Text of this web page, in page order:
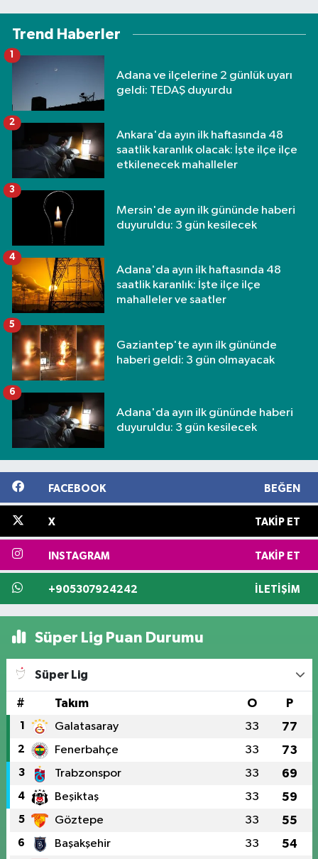
Trend Haberler
Adana ve ilçelerine 2 günlük uyarı
geldi: TEDAŞ duyurdu
1
Ankara'da ayın ilk haftasında 48
saatlik karanlık olacak: İşte ilçe ilçe
etkilenecek mahalleler
2
Mersin'de ayın ilk gününde haberi
duyuruldu: 3 gün kesilecek
3
Adana'da ayın ilk haftasında 48
saatlik karanlık: İşte ilçe ilçe
mahalleler ve saatler
4
Gaziantep'te ayın ilk gününde
haberi geldi: 3 gün olmayacak
5
Adana'da ayın ilk gününde haberi
duyuruldu: 3 gün kesilecek
6
FACEBOOK BEĞEN
X TAKIP ET
INSTAGRAM TAKIP ET
+905307924242 İLETIŞIM
Süper Lig Puan Durumu
Süper Lig
# Takım O P
1 Galatasaray 33 77
2 Fenerbahçe 33 73
3 Trabzonspor 33 69
4 Beşiktaş 33 59
5 Göztepe 33 55
6 Başakşehir 33 54